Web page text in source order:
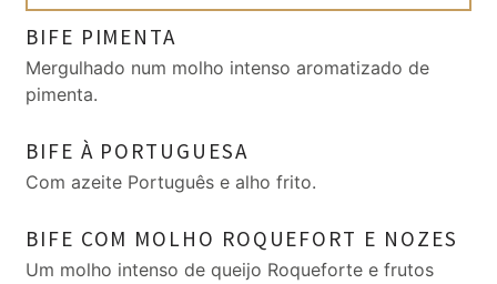
BIFE PIMENTA
Mergulhado num molho intenso aromatizado de
pimenta.
BIFE À PORTUGUESA
Com azeite Português e alho frito.
BIFE COM MOLHO ROQUEFORT E NOZES
Um molho intenso de queijo Roqueforte e frutos